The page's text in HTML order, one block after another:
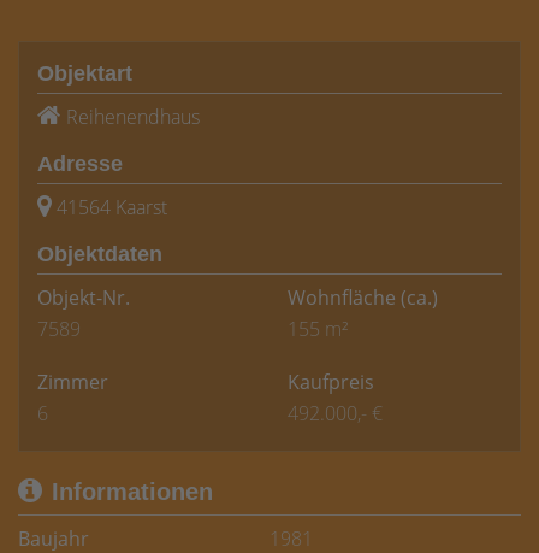
Objektart
Reihenendhaus
Adresse
41564 Kaarst
Objektdaten
Objekt-Nr.
7589
Wohnfläche (ca.)
155 m²
Zimmer
6
Kaufpreis
492.000,- €
Informationen
Baujahr
1981